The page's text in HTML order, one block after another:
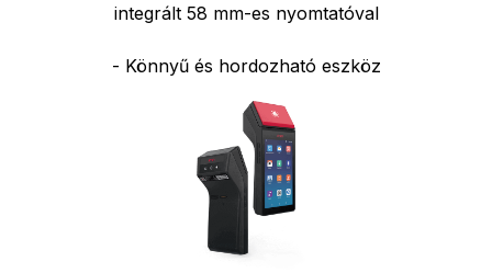
integrált 58 mm-es nyomtatóval
- Könnyű és hordozható eszköz